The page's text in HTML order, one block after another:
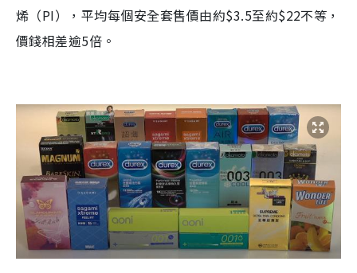
烯（PI），平均每個安全套售價由約$3.5至約$22不等，
價錢相差逾5倍。